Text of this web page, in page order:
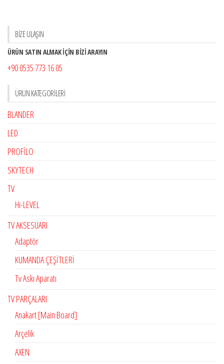
BİZE ULAŞIN
ÜRÜN SATIN ALMAK İÇİN BİZİ ARAYIN
+90 0535 773 16 05
ÜRÜN KATEGORILERI
BLANDER
LED
PROFİLO
SKYTECH
TV
Hi-LEVEL
TV AKSESUARI
Adaptör
KUMANDA ÇEŞİTLERİ
Tv Askı Aparatı
TV PARÇALARI
Anakart [Main Board]
Arçelik
AXEN